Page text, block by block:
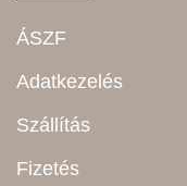
ÁSZF
Adatkezelés
Szállítás
Fizetés